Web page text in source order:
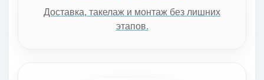
Доставка, такелаж и монтаж без лишних
этапов.